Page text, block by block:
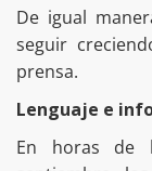
De igual
seguir
prensa.
Lenguaje e
En horas de